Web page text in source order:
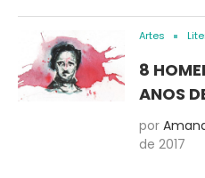
Artes
8
ANOS
por
de 2017